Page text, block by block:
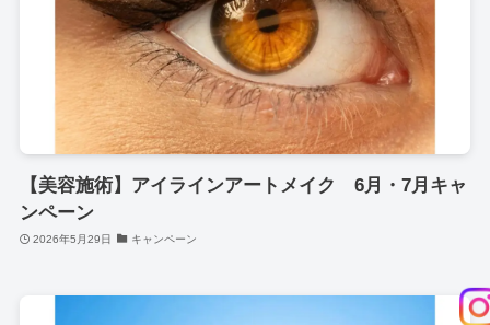
【美容施術】アイラインアートメイク 6月・7月キャ
ンペーン
2026年5月29日 キャンペーン